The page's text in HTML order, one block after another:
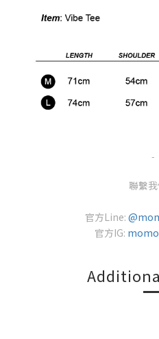
-
聯繫
官方Line:
官方IG: